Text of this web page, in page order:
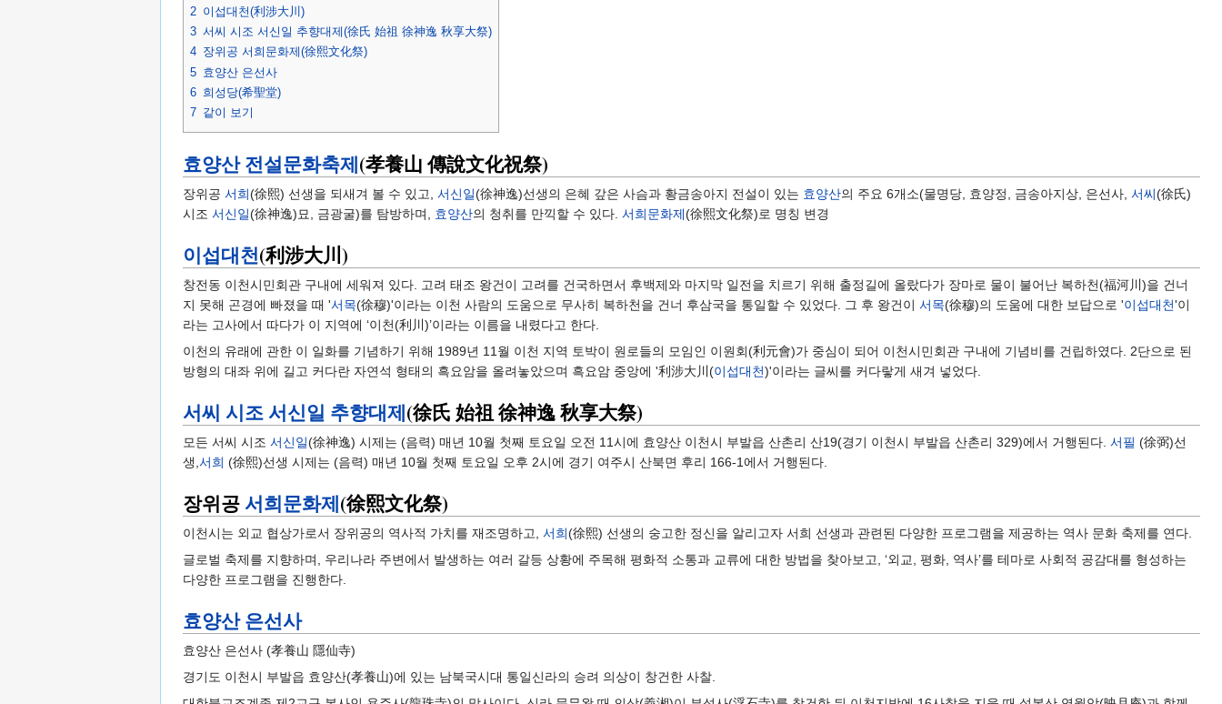
2 이섭대천(利涉大川)
3 서씨 시조 서신일 추향대제(徐氏 始祖 徐神逸 秋享大祭)
4 장위공 서희문화제(徐熙文化祭)
5 효양산 은선사
6 희성당(希聖堂)
7 같이 보기
효양산 전설문화축제(孝養山 傳說文化祝祭)
장위공 서희(徐熙) 선생을 되새겨 볼 수 있고, 서신일(徐神逸)선생의 은혜 갚은 사슴과 황금송아지 전설이 있는 효양산의 주요 6개소(물명당, 효양정, 금송아지상, 은선사, 서씨(徐氏)
시조 서신일(徐神逸)묘, 금광굴)를 탐방하며, 효양산의 청취를 만끽할 수 있다. 서희문화제(徐熙文化祭)로 명칭 변경
이섭대천(利涉大川)
창전동 이천시민회관 구내에 세워져 있다. 고려 태조 왕건이 고려를 건국하면서 후백제와 마지막 일전을 치르기 위해 출정길에 올랐다가 장마로 물이 불어난 복하천(福河川)을 건너
지 못해 곤경에 빠졌을 때 '서목(徐穆)'이라는 이천 사람의 도움으로 무사히 복하천을 건너 후삼국을 통일할 수 있었다. 그 후 왕건이 서목(徐穆)의 도움에 대한 보답으로 '이섭대천'이
라는 고사에서 따다가 이 지역에 ‘이천(利川)’이라는 이름을 내렸다고 한다.
이천의 유래에 관한 이 일화를 기념하기 위해 1989년 11월 이천 지역 토박이 원로들의 모임인 이원회(利元會)가 중심이 되어 이천시민회관 구내에 기념비를 건립하였다. 2단으로 된
방형의 대좌 위에 길고 커다란 자연석 형태의 흑요암을 올려놓았으며 흑요암 중앙에 '利涉大川(이섭대천)'이라는 글씨를 커다랗게 새겨 넣었다.
서씨 시조 서신일 추향대제(徐氏 始祖 徐神逸 秋享大祭)
모든 서씨 시조 서신일(徐神逸) 시제는 (음력) 매년 10월 첫째 토요일 오전 11시에 효양산 이천시 부발읍 산촌리 산19(경기 이천시 부발읍 산촌리 329)에서 거행된다. 서필 (徐弼)선
생,서희 (徐熙)선생 시제는 (음력) 매년 10월 첫째 토요일 오후 2시에 경기 여주시 산북면 후리 166-1에서 거행된다.
장위공 서희문화제(徐熙文化祭)
이천시는 외교 협상가로서 장위공의 역사적 가치를 재조명하고, 서희(徐熙) 선생의 숭고한 정신을 알리고자 서희 선생과 관련된 다양한 프로그램을 제공하는 역사 문화 축제를 연다.
글로벌 축제를 지향하며, 우리나라 주변에서 발생하는 여러 갈등 상황에 주목해 평화적 소통과 교류에 대한 방법을 찾아보고, ‘외교, 평화, 역사’를 테마로 사회적 공감대를 형성하는
다양한 프로그램을 진행한다.
효양산 은선사
효양산 은선사 (孝養山 隱仙寺)
경기도 이천시 부발읍 효양산(孝養山)에 있는 남북국시대 통일신라의 승려 의상이 창건한 사찰.